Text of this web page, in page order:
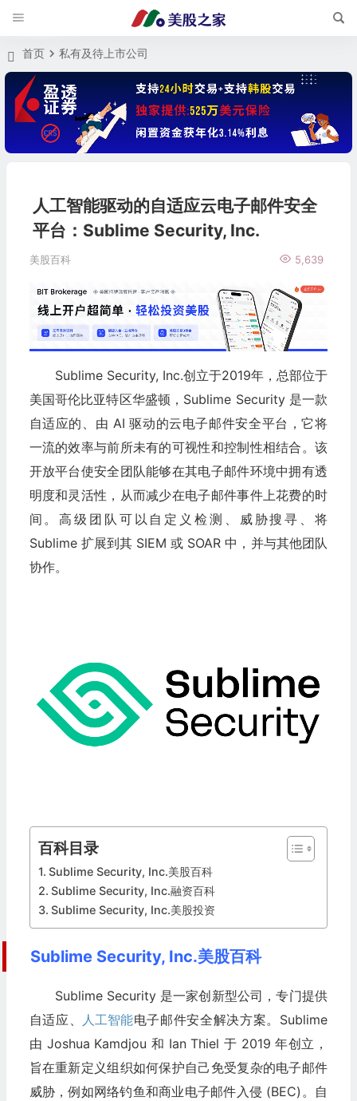
首页 私有及待上市公司
人工智能驱动的自适应云电子邮件安全
平台：Sublime Security, Inc.
美股百科 5,639
Sublime Security, Inc.创立于2019年，总部位于
美国哥伦比亚特区华盛顿，Sublime Security 是一款
自适应的、由 AI 驱动的云电子邮件安全平台，它将
一流的效率与前所未有的可视性和控制性相结合。该
开放平台使安全团队能够在其电子邮件环境中拥有透
明度和灵活性，从而减少在电子邮件事件上花费的时
间。高级团队可以自定义检测、威胁搜寻、将
Sublime 扩展到其 SIEM 或 SOAR 中，并与其他团队
协作。
百科目录
Sublime Security, Inc.美股百科
Sublime Security, Inc.融资百科
Sublime Security, Inc.美股投资
Sublime Security, Inc.美股百科
Sublime Security 是一家创新型公司，专门提供
自适应、 人工智能电子邮件安全解决方案。Sublime
由 Joshua Kamdjou 和 Ian Thiel 于 2019 年创立，
旨在重新定义组织如何保护自己免受复杂的电子邮件
威胁，例如网络钓鱼和商业电子邮件入侵 (BEC)。自